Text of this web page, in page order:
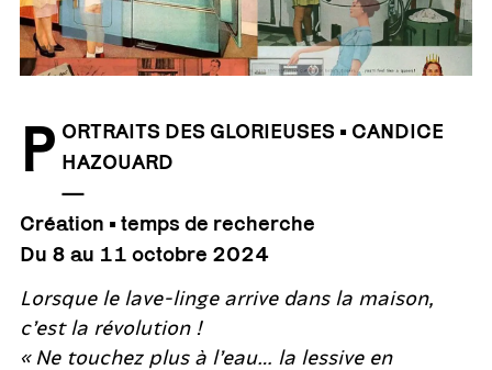
P ORTRAITS DES GLORIEUSES • CANDICE
HAZOUARD
—
Création • temps de recherche
Du 8 au 11 octobre 2024
Lorsque le lave-linge arrive dans la maison,
c’est la révolution !
« Ne touchez plus à l’eau… la lessive en